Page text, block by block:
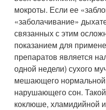
мокроты. Если ее
«заболачивание»
связанных с этим
показанием для
препаратов является
одной недели) сухого
мешающего нормальной
нарушающего сон.
коклюше, хламидийной